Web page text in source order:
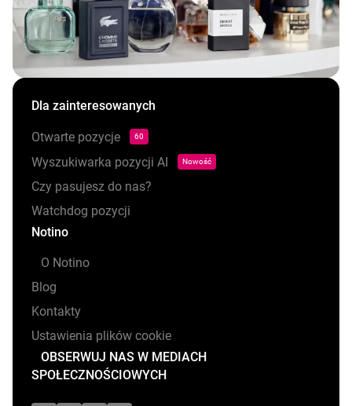
Dla zainteresowanych
Otwarte pozycje 60
Wyszukiwarka pozycji AI Nowość
Czy pasujesz do nas?
Watchdog pozycji
Notino
O Notino
Blog
Kontakty
Ustawienia plików cookie
OBSERWUJ NAS W MEDIACH
SPOŁECZNOŚCIOWYCH